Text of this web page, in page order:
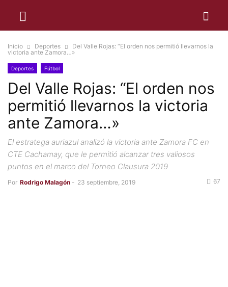
Inicio Deportes
Del Valle Rojas: “El orden nos permitió llevarnos la
victoria ante Zamora…»
Deportes Fútbol
Del Valle Rojas: “El orden nos
permitió llevarnos la victoria
ante Zamora…»
El estratega auriazul analizó la victoria ante Zamora FC en
CTE Cachamay, que le permitió alcanzar tres valiosos
puntos en el marco del Torneo Clausura 2019
Por Rodrigo Malagón - 23 septiembre, 2019 67